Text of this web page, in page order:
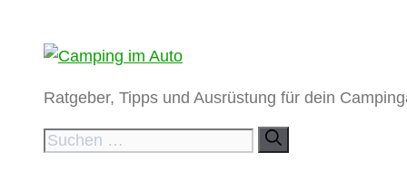
Inhalt
Ratgeber, Tipps und Ausrüstung für dein
Suchen